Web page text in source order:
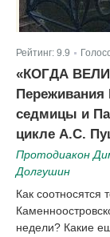
Рейтинг: 9.9
«КОГДА
Переживания
седмицы и
цикле А.С.
Протодиакон
Долгушин
Как соотносятся
недели? Какие